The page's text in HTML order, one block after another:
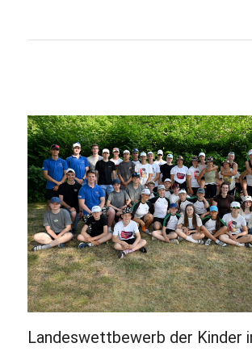
Landeswettbewerb der Kinder